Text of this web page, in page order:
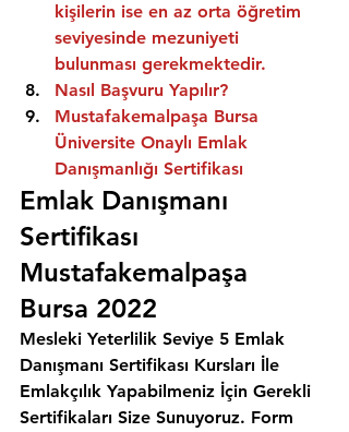
kişilerin ise en az orta öğretim
seviyesinde mezuniyeti
bulunması gerekmektedir.
Nasıl Başvuru Yapılır?
Mustafakemalpaşa Bursa
Üniversite Onaylı Emlak
Danışmanlığı Sertifikası
Emlak Danışmanı
Sertifikası
Mustafakemalpaşa
Bursa 2022
Mesleki Yeterlilik Seviye 5 Emlak
Danışmanı Sertifikası Kursları İle
Emlakçılık Yapabilmeniz İçin Gerekli
Sertifikaları Size Sunuyoruz. Form